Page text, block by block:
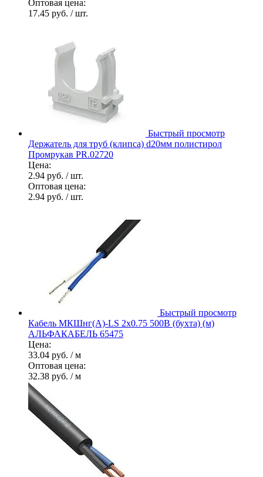
Оптовая цена:
17.45 руб. / шт.
Быстрый просмотр
Держатель для труб (клипса) d20мм полистирол
Промрукав PR.02720
Цена:
2.94 руб. / шт.
Оптовая цена:
2.94 руб. / шт.
Быстрый просмотр
Кабель МКШнг(А)-LS 2х0.75 500В (бухта) (м)
АЛЬФАКАБЕЛЬ 65475
Цена:
33.04 руб. / м
Оптовая цена:
32.38 руб. / м